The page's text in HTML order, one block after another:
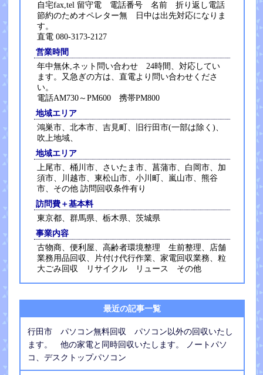
自宅fax,tel 留守電 電話番号 名前 折り返し電話
節約のためオペレター無 日中は出先対応になりま
す。
直電 080-3173-2127
営業時間
年中無休,ネット問い合わせ 24時間、対応してい
ます。又急ぎの方は、直電より問い合わせくださ
い。
電話AM730～PM600 携帯PM800
地域エリア
鴻巣市、北本市、吉見町、旧行田市(一部は除く)、
吹上地域、
地域エリア
上尾市、桶川市、さいたま市、菖蒲市、白岡市、加
須市、川越市、東松山市、小川町、嵐山市、熊谷
市、その他 訪問回収条件有り
訪問費＋基本料
東京都、群馬県、栃木県、茨城県
事業内容
古物商、便利屋、高齢者環境整理 生前整理、店舗
業務用品回収、片付け代行作業、家電回収業務、粒
大ごみ回収 リサイクル リュース その他
最近の記事一覧
行田市 パソコン無料回収 パソコン以外の回収いたし
ます。 他の家電と同時回収いたします。 ノートパソ
コ、デスクトップパソコン